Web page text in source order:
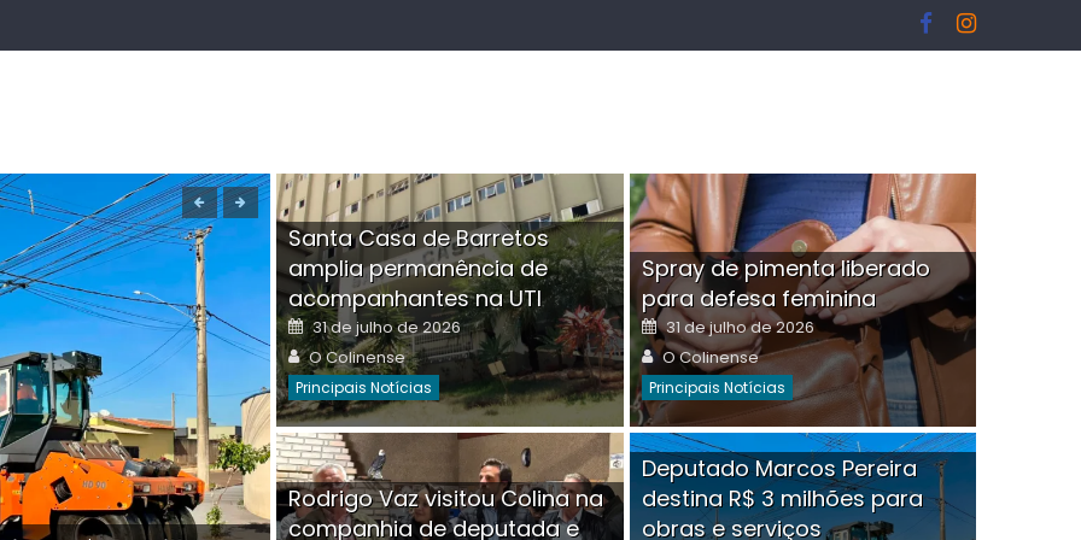
Boutique na Av. Ângelo Martins Tristão é
invadida por criminoso mascarado
Posted
30 de julho de 2026 Author
O Colinense Comment(0)
Santa Casa de Barretos
amplia permanência de
acompanhantes na UTI
Posted
on
31 de julho de 2026
Author
O Colinense
Principais Notícias
Spray de pimenta liberado
para defesa feminina
Posted
on
31 de julho de 2026
Author
O Colinense
Principais Notícias
Rodrigo Vaz visitou Colina na
companhia de deputada e
Deputado Marcos Pereira
destina R$ 3 milhões para
obras e serviços